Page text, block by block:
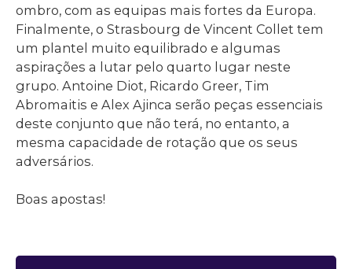
ombro, com as equipas mais fortes da Europa.
Finalmente, o Strasbourg de Vincent Collet tem
um plantel muito equilibrado e algumas
aspirações a lutar pelo quarto lugar neste
grupo. Antoine Diot, Ricardo Greer, Tim
Abromaitis e Alex Ajinca serão peças essenciais
deste conjunto que não terá, no entanto, a
mesma capacidade de rotação que os seus
adversários.
Boas apostas!